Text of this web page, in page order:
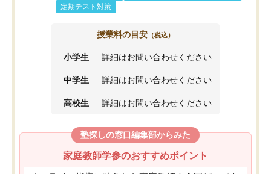
定期テスト対策
授業料の目安 （税込）
小学生 詳細はお問い合わせください
中学生 詳細はお問い合わせください
高校生 詳細はお問い合わせください
塾探しの窓口編集部からみた
家庭教師学参のおすすめポイント